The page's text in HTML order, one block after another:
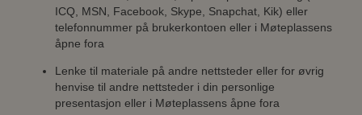
ICQ, MSN, Facebook, Skype, Snapchat, Kik) eller
telefonnummer på brukerkontoen eller i Møteplassens
åpne fora
Lenke til materiale på andre nettsteder eller for øvrig
henvise til andre nettsteder i din personlige
presentasjon eller i Møteplassens åpne fora